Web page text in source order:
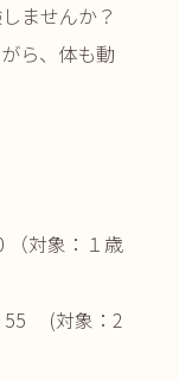
ませんか？
ら、体も動
対象：１歳
55 (対象：2